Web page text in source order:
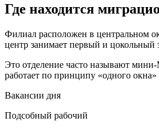
Где находится
Филиал расположен в центральном
центр занимает первый и цокольный
Это отделение часто называют
работает по принципу «одного
Вакансии дня
Подсобный рабочий